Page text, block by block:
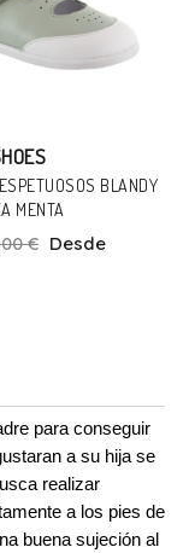
BLANDY
MENTA
€ Desde
para conseguir
a su hija se
realizar
a los pies de
buena sujeción al